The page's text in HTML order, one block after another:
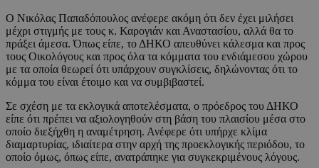
Ο Νικόλας Παπαδόπουλος ανέφερε ακόμη ότι δεν έχει μιλήσει
μέχρι στιγμής με τους κ. Καρογιάν και Αναστασίου, αλλά θα το
πράξει άμεσα. Όπως είπε, το ΔΗΚΟ απευθύνει κάλεσμα και προς
τους Οικολόγους και προς όλα τα κόμματα του ενδιάμεσου χώρου
με τα οποία θεωρεί ότι υπάρχουν συγκλίσεις, δηλώνοντας ότι το
κόμμα του είναι έτοιμο και να συμβιβαστεί.
Σε σχέση με τα εκλογικά αποτελέσματα, ο πρόεδρος του ΔΗΚΟ
είπε ότι πρέπει να αξιολογηθούν στη βάση του πλαισίου μέσα στο
οποίο διεξήχθη η αναμέτρηση. Ανέφερε ότι υπήρχε κλίμα
διαμαρτυρίας, ιδιαίτερα στην αρχή της προεκλογικής περιόδου, το
οποίο όμως, όπως είπε, ανατράπηκε για συγκεκριμένους λόγους.